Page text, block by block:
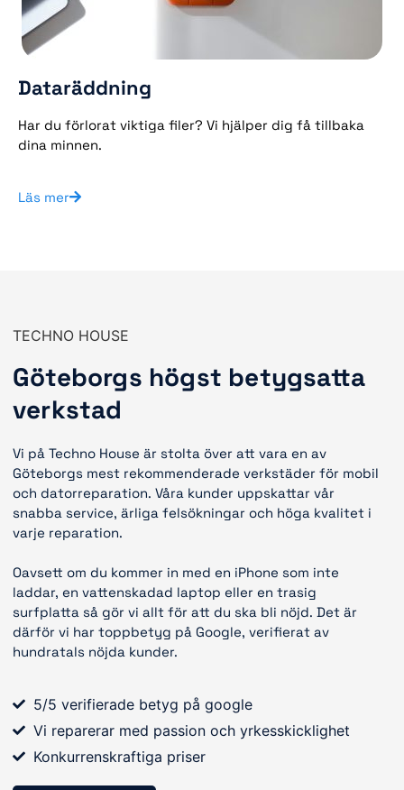
Dataräddning
Har du förlorat viktiga filer? Vi hjälper dig få tillbaka
dina minnen.
Läs mer
TECHNO HOUSE
Göteborgs högst betygsatta
verkstad
Vi på Techno House är stolta över att vara en av
Göteborgs mest rekommenderade verkstäder för mobil
och datorreparation. Våra kunder uppskattar vår
snabba service, ärliga felsökningar och höga kvalitet i
varje reparation.
Oavsett om du kommer in med en iPhone som inte
laddar, en vattenskadad laptop eller en trasig
surfplatta så gör vi allt för att du ska bli nöjd. Det är
därför vi har toppbetyg på Google, verifierat av
hundratals nöjda kunder.
5/5 verifierade betyg på google
Vi reparerar med passion och yrkesskicklighet
Konkurrenskraftiga priser